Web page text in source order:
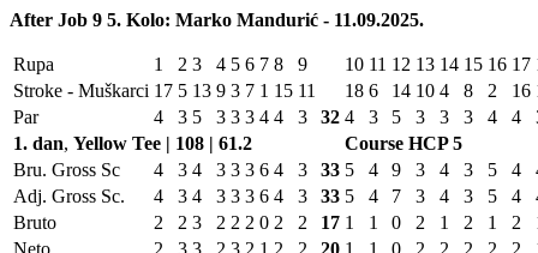
After Job 9 5. Kolo: Marko Mandurić - 11.09.2025.
Rupa 1 2 3 4 5 6 7 8 9 10 11 12 13 14 15 16 17
Stroke - Muškarci 17 5 13 9 3 7 1 15 11 18 6 14 10 4 8 2 16
Par
4 3 5 3 3 3 4 4 3 32 4 3 5 3 3 3 4 4
1. dan, Yellow Tee | 108 | 61.2 Course HCP5
Bru. Gross Sc
4 3 4 3 3 3 6 4 3 33 5 4 9 3 4 3 5 4
Adj. Gross Sc.
4 3 4 3 3 3 6 4 3 33 5 4 7 3 4 3 5 4
Bruto
2 2 3 2 2 2 0 2 2 17 1 1 0 2 1 2 1 2
Neto
2 3 3 2 3 2 1 2 2 20 1 1 0 2 2 2 2 2